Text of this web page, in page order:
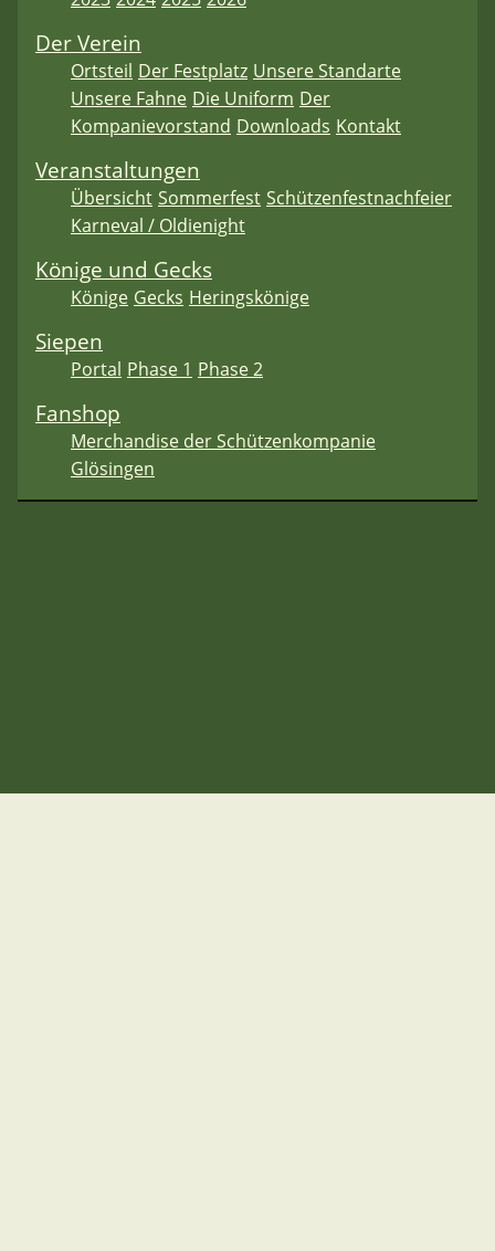
Der Verein
Ortsteil Der Festplatz Unsere Standarte
Unsere Fahne Die Uniform Der
Kompanievorstand Downloads Kontakt
Veranstaltungen
Übersicht Sommerfest Schützenfestnachfeier
Karneval / Oldienight
Könige und Gecks
Könige Gecks Heringskönige
Siepen
Portal Phase 1 Phase 2
Fanshop
Merchandise der Schützenkompanie
Glösingen